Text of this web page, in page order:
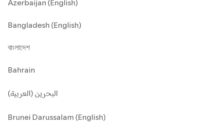
Azerbaijan (English)
Bangladesh (English)
বাংলাদেশ
Bahrain
البحرين (العربية)
Brunei Darussalam (English)